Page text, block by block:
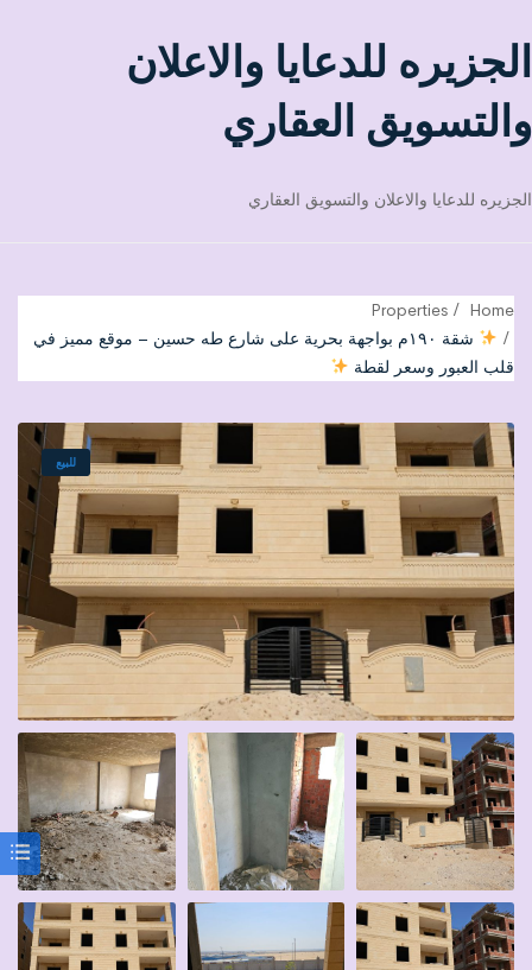
الجزيره للدعايا والاعلان
والتسويق العقاري
الجزيره للدعايا والاعلان والتسويق العقاري
Home
Properties
شقة ١٩٠م بواجهة بحرية على شارع طه حسين – موقع مميز في
قلب العبور وسعر لقطة
للبيع